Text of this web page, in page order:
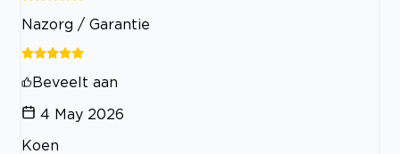
Nazorg / Garantie
Beveelt aan
4 May 2026
Koen